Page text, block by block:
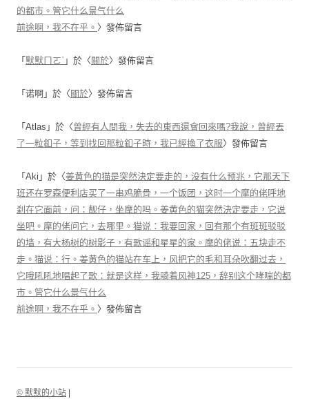
的都市。管它什么景气什么
前途啊，我不在乎。 〉發佈留言
「 默默ㄇㄛˋ 」於〈 關於〉發佈留言
「 诺啊 」於〈 關於〉發佈留言
「 Atlas 」於〈曾經有人問我，失去的東西還會回來嗎?我說，曾經丟
了一粒釦子，等到找回那粒釦子時，我已經換了衣服〉發佈留言
「 Aki 」於〈姜黄色的猫是突然決定要走的，没有什么预兆，它那天下
班还在罗森便利店买了一串鸡脆骨，一个饭团，这时一个摩的佬呼地
刹在它面前，问：靓仔，坐摩的吗。姜黄色的猫突然決定要走，它说
坐吧。摩的佬问它，去哪里。猫说：我要回家，回有那个有斑斑驳驳
的墙，有大杨树的树影子，有歌谣和星星的家。摩的佬说：五块走不
走。猫说：行。姜黄色的猫站在车上，风把它的毛和耳朵吹翻过去，
它哦吼吼地唱起了歌：就是这样，我骑着风神125，辞别这个哮喘的都
市。管它什么景气什么
前途啊，我不在乎。 〉發佈留言
© 默默的小站